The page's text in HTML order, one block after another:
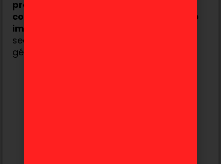
profunda
combate dinámico
diseño artístico
impresionante
sea una de las más esperadas dentro del
género.